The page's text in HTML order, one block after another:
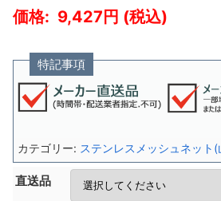
9,427
特記事項
直送品
カテゴリー: ステンレスメッシュネット